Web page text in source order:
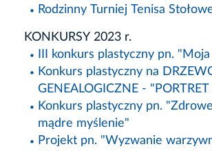
Rodzinny Turniej Tenisa
KONKURSY 2023 r.
III konkurs plastyczny pn. "Moja
Konkurs plastyczny na
GENEALOGICZNE -
Konkurs plastyczny pn.
mądre myślenie"
Projekt pn. "Wyzwanie